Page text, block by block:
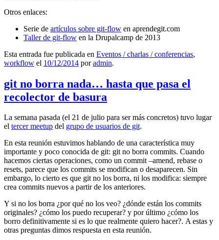
Otros enlaces:
Serie de artículos sobre git-flow en aprendegit.com
Taller de git-flow en la Drupalcamp de 2013
Esta entrada fue publicada en Eventos / charlas / conferencias,
workflow el 10/12/2014 poradmin.
git no borra nada… hasta que pasa el
recolector de basura
La semana pasada (el 21 de julio para ser más concretos) tuvo lugar
el tercer meetup del grupo de usuarios de git.
En esta reunión estuvimos hablando de una característica muy
importante y poco conocida de git: git no borra commits. Cuando
hacemos ciertas operaciones, como un commit –amend, rebase o
resets, parece que los commits se modifican o desaparecen. Sin
embargo, lo cierto es que git no los borra, ni los modifica: siempre
crea commits nuevos a partir de los anteriores.
Y si no los borra ¿por qué no los veo? ¿dónde están los commits
originales? ¿cómo los puedo recuperar? y por último ¿cómo los
borro definitivamente si es lo que realmente quiero hacer?. A estas y
otras preguntas dimos respuesta en esta reunión.